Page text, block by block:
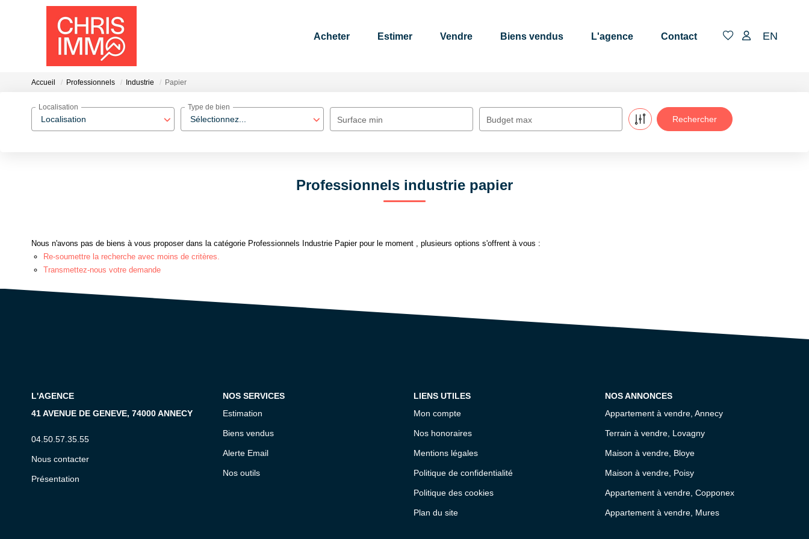
Acheter Estimer Vendre Biens vendus L'agence Contact EN
Accueil Professionnels Industrie Papier
Localisation
Localisation
Sélectionnez...
Type de bien
Surface min Budget max
Professionnels industrie papier
Nous n'avons pas de biens à vous proposer dans la catégorie Professionnels Industrie Papier pour le moment , plusieurs options s'offrent à vous :
Re-soumettre la recherche avec moins de critères.
Transmettez-nous votre demande
L'AGENCE
41 AVENUE DE GENEVE, 74000 ANNECY
04.50.57.35.55
Nous contacter
Présentation
NOS SERVICES
Estimation
Biens vendus
Alerte Email
Nos outils
LIENS UTILES
Mon compte
Nos honoraires
Mentions légales
Politique de confidentialité
Politique des cookies
Plan du site
NOS ANNONCES
Appartement à vendre, Annecy
Terrain à vendre, Lovagny
Maison à vendre, Bloye
Maison à vendre, Poisy
Appartement à vendre, Copponex
Appartement à vendre, Mures